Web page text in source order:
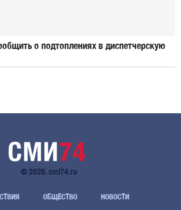
о подтоплениях в диспетчерскую
© 2026. smi74.ru
ОБЩЕСТВО НОВОСТИ